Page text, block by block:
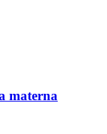
materna